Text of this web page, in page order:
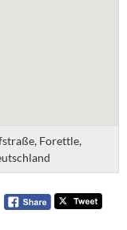
Forettle,